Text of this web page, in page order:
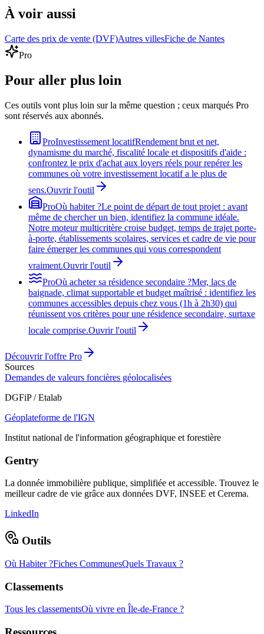
À voir aussi
Carte des prix de vente (DVF)Autres villesFiche de Nantes
Pro
Pour aller plus loin
Ces outils vont plus loin sur la même question ; ceux marqués Pro
sont réservés aux abonnés.
ProInvestissement locatifRendement brut et net,
dynamisme du marché, fiscalité locale et dispositifs d'aide :
confrontez le prix d'achat aux loyers réels pour repérer les
communes où votre investissement locatif a le plus de
sens.Ouvrir l'outil
ProOù habiter ?Le point de départ de tout projet : avant
même de chercher un bien, identifiez la commune idéale.
Notre moteur multicritère croise budget, temps de trajet porte-
à-porte, établissements scolaires, services et cadre de vie pour
faire émerger les communes qui vous correspondent
vraiment.Ouvrir l'outil
ProOù acheter sa résidence secondaire ?Mer, lacs de
baignade, climat supportable et budget maîtrisé : identifiez les
communes accessibles depuis chez vous (1h à 2h30) qui
réunissent vos critères pour une résidence secondaire, surtaxe
locale comprise.Ouvrir l'outil
Découvrir l'offre Pro
Sources
Demandes de valeurs foncières géolocalisées
DGFiP / Etalab
Géoplateforme de l'IGN
Institut national de l'information géographique et forestière
Gentry
La donnée immobilière publique, simplifiée et accessible. Trouvez le
meilleur cadre de vie grâce aux données DVF, INSEE et Cerema.
LinkedIn
Outils
Où Habiter ?Fiches CommunesQuels Travaux ?
Classements
Tous les classementsOù vivre en Île-de-France ?